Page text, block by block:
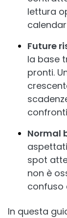
lettura
Future
la base
pronti.
Normal
spot
non è
confuso
In questa